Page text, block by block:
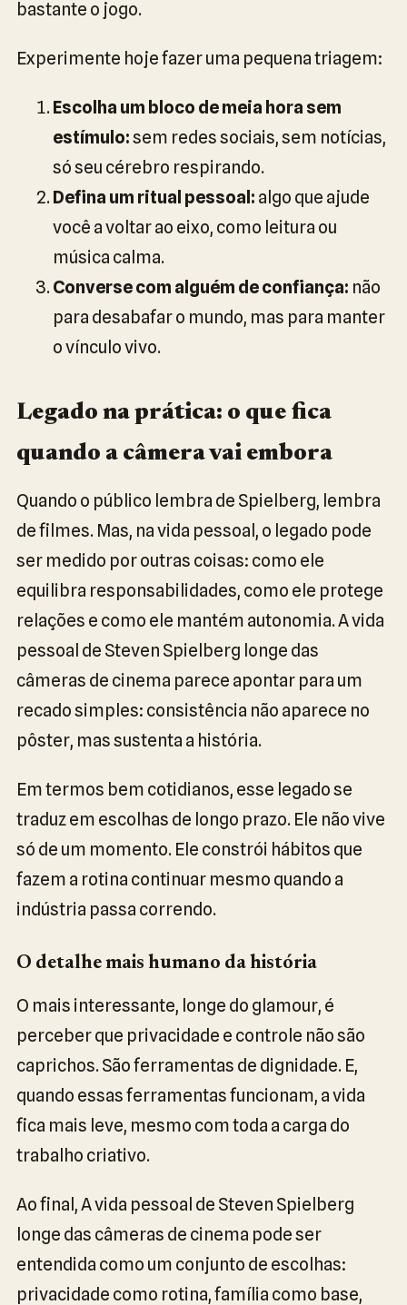
bastante o jogo.
Experimente hoje fazer uma pequena triagem:
Escolha um bloco de meia hora sem
estímulo:sem redes sociais, sem notícias,
só seu cérebro respirando.
Defina um ritual pessoal: algo que ajude
você a voltar ao eixo, como leitura ou
música calma.
Converse com alguém de confiança: não
para desabafar o mundo, mas para manter
o vínculo vivo.
Legado na prática: o que fica
quando a câmera vai embora
Quando o público lembra de Spielberg, lembra
de filmes. Mas, na vida pessoal, o legado pode
ser medido por outras coisas: como ele
equilibra responsabilidades, como ele protege
relações e como ele mantém autonomia. A vida
pessoal de Steven Spielberg longe das
câmeras de cinema parece apontar para um
recado simples: consistência não aparece no
pôster, mas sustenta a história.
Em termos bem cotidianos, esse legado se
traduz em escolhas de longo prazo. Ele não vive
só de um momento. Ele constrói hábitos que
fazem a rotina continuar mesmo quando a
indústria passa correndo.
O detalhe mais humano da história
O mais interessante, longe do glamour, é
perceber que privacidade e controle não são
caprichos. São ferramentas de dignidade. E,
quando essas ferramentas funcionam, a vida
fica mais leve, mesmo com toda a carga do
trabalho criativo.
Ao final, A vida pessoal de Steven Spielberg
longe das câmeras de cinema pode ser
entendida como um conjunto de escolhas:
privacidade como rotina, família como base,